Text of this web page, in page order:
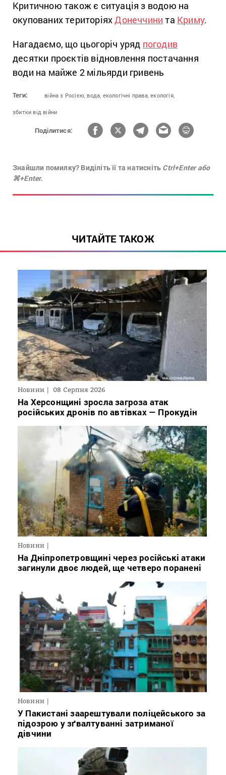
Критичною також є ситуація з водою на
окупованих територіяхДонеччини та Криму.
Нагадаємо, що цьогоріч уряд погодив
десятки проєктів відновлення постачання
води на майже 2 мільярди гривень
Теги: війна з Росією, вода, екологічні права, екологія,
збитки від війни
Поділитися:
Знайшли помилку? Виділіть її та натисніть Ctrl+Enter або
⌘+Enter.
ЧИТАЙТЕ ТАКОЖ
Новини 08 Серпня 2026
На Херсонщині зросла загроза атак
російських дронів по автівках — Прокудін
Новини
На Дніпропетровщині через російські атаки
загинули двоє людей, ще четверо поранені
Новини
У Пакистані заарештували поліцейського за
підозрою у зґвалтуванні затриманої
дівчини